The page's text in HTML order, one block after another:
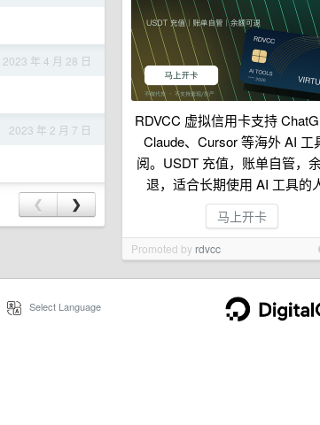
RDVCC 虚拟信用卡支持
Claude、Cursor 等海外 AI 工
阅。USDT 充值，账单自管，
退，适合长期使用 AI 工具的
马上开卡
Promoted by rdvcc
2023 年 4 月 28 日
2023 年 2 月 7 日
❮ ❯
Select Language